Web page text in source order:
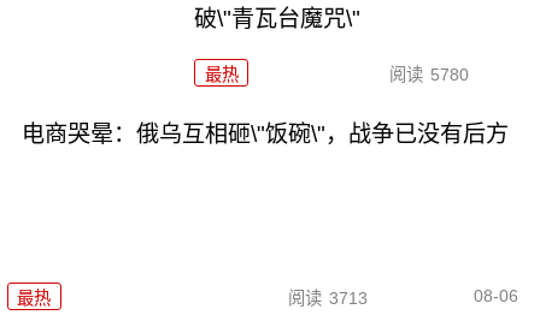
破\"青瓦台魔咒\"
最热 阅读 5780
电商哭晕：俄乌互相砸\"饭碗\"，战争已没有后方
最热 阅读 3713 08-06